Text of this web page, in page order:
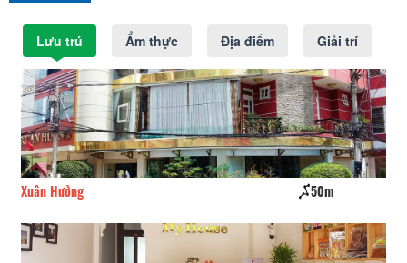
Lưu trú Ẩm thực Địa điểm Giải trí
Xuân Hưởng 50m